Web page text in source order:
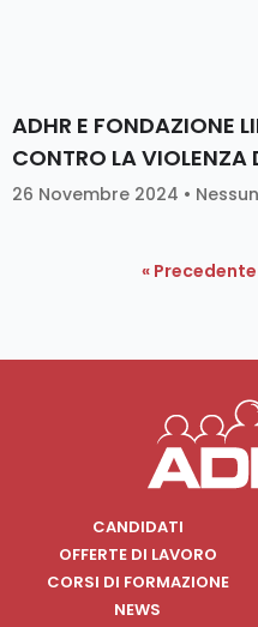
ADHR E FONDAZIONE
CONTRO LA VIOLENZA
26 Novembre 2024
« Precedente
CANDIDATI
OFFERTE DI LAVORO
CORSI DI FORMAZIONE
NEWS